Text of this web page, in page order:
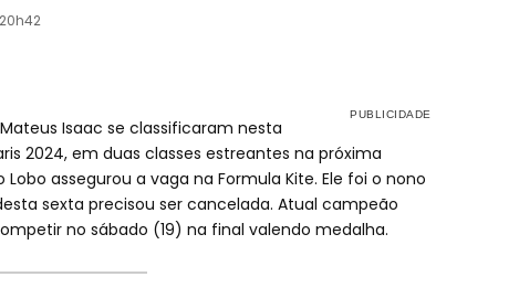
Isaac se classificaram nesta
2024, em duas classes estreantes na próxima
assegurou a vaga na Formula Kite. Ele foi o nono
sexta precisou ser cancelada. Atual campeão
no sábado (19) na final valendo medalha.